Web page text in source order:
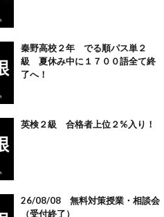
秦野高校２年 でる順パス単２
級 夏休み中に１７００語全て終
了へ！
英検２級 合格者上位２%入り！
26/08/08 無料対策授業・相談会
（受付終了）